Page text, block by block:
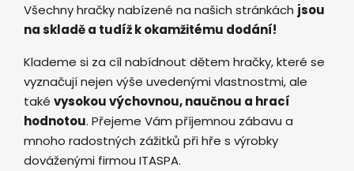
Všechny hračky nabízené na našich stránkách jsou
na skladě a tudíž k okamžitému dodání!
Klademe si za cíl nabídnout dětem hračky, které se
vyznačují nejen výše uvedenými vlastnostmi, ale
také vysokou výchovnou, naučnou a hrací
hodnotou. Přejeme Vám příjemnou zábavu a
mnoho radostných zážitků při hře s výrobky
dováženými firmou ITASPA.